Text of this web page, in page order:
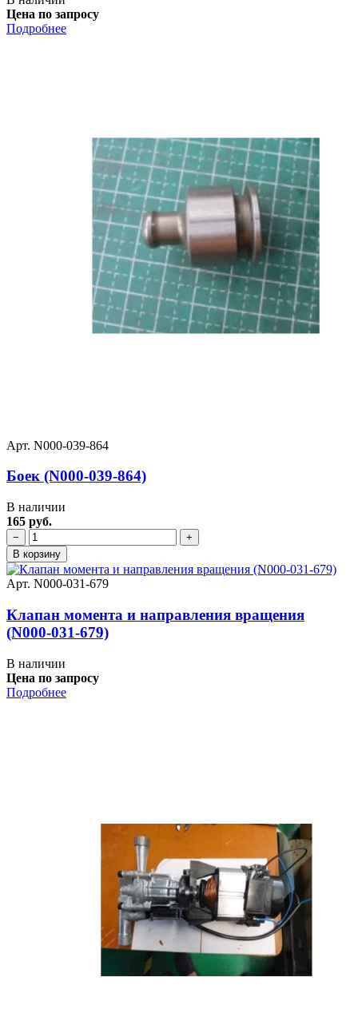
Цена по запросу
Подробнее
Арт. N000-039-864
Боек (N000-039-864)
В наличии
165 руб.
−
+
В корзину
Арт. N000-031-679
Клапан момента и направления вращения
(N000-031-679)
В наличии
Цена по запросу
Подробнее